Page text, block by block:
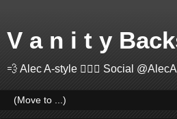
V a n i t y
💨 Alec A-style 🤽🏻‍♂️ Social